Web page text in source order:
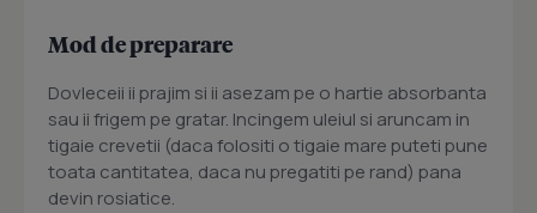
Mod de preparare
Dovleceii ii prajim si ii asezam pe o hartie absorbanta
sau ii frigem pe gratar. Incingem uleiul si aruncam in
tigaie crevetii (daca folositi o tigaie mare puteti pune
toata cantitatea, daca nu pregatiti pe rand) pana
devin rosiatice.